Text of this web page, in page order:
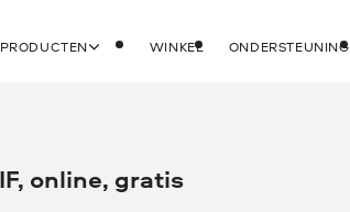
WINKEL ONDERSTEUNING
online, gratis